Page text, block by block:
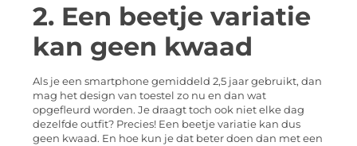
2. Een beetje variatie
kan geen kwaad
Als je een smartphone gemiddeld 2,5 jaar gebruikt, dan
mag het design van toestel zo nu en dan wat
opgefleurd worden. Je draagt toch ook niet elke dag
dezelfde outfit? Precies! Een beetje variatie kan dus
geen kwaad. En hoe kun je dat beter doen dan met een